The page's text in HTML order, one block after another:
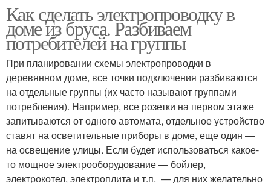
Красивая проводка
деревянных домах
Электрик в доме Открытая проводка
Электромонтаж в доме
Электропроводка в
деревянном доме
Как сделать электропроводку в
доме из бруса. Разбиваем
потребителей на группы
При планировании схемы электропроводки в
деревянном доме, все точки подключения разбиваются
на отдельные группы (их часто называют группами
потребления). Например, все розетки на первом этаже
запитываются от одного автомата, отдельное устройство
ставят на осветительные приборы в доме, еще один —
на освещение улицы. Если будет использоваться какое-
то мощное электрооборудование — бойлер,
электрокотел, электроплита и т.п. — для них желательно